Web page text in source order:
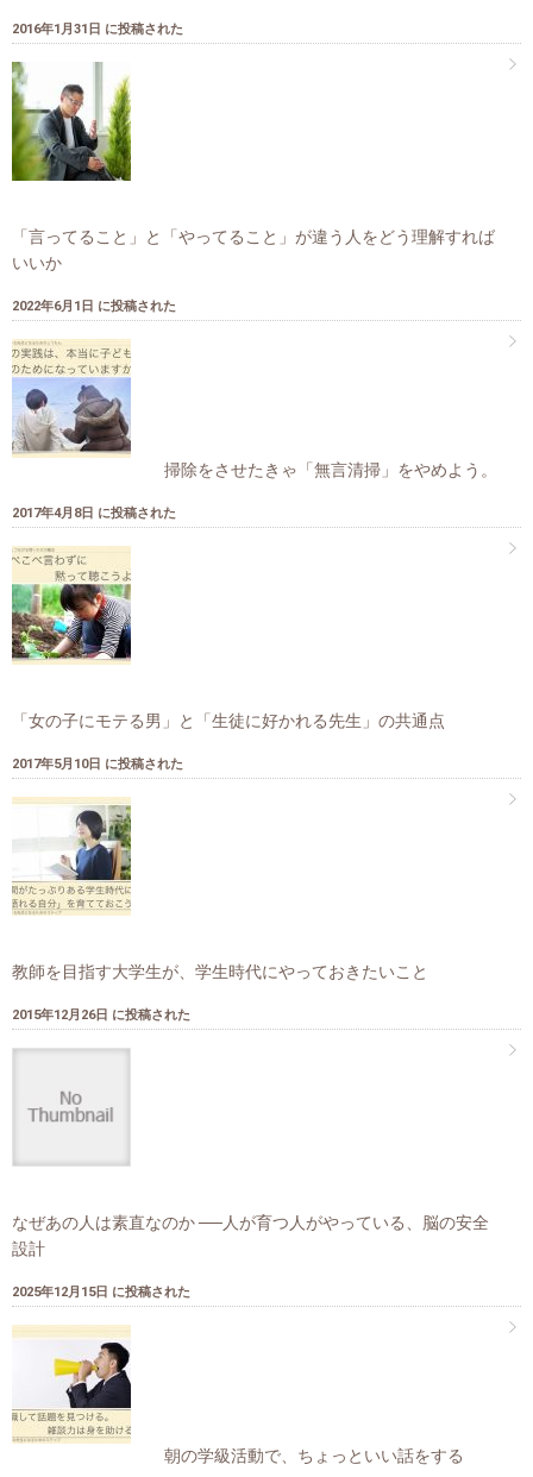
2016年1月31日 に投稿された
「言ってること」と「やってること」が違う人をどう理解すれば
いいか
2022年6月1日 に投稿された
掃除をさせたきゃ「無言清掃」をやめよう。
2017年4月8日 に投稿された
「女の子にモテる男」と「生徒に好かれる先生」の共通点
2017年5月10日 に投稿された
教師を目指す大学生が、学生時代にやっておきたいこと
2015年12月26日 に投稿された
なぜあの人は素直なのか ──人が育つ人がやっている、脳の安全
設計
2025年12月15日 に投稿された
朝の学級活動で、ちょっといい話をする